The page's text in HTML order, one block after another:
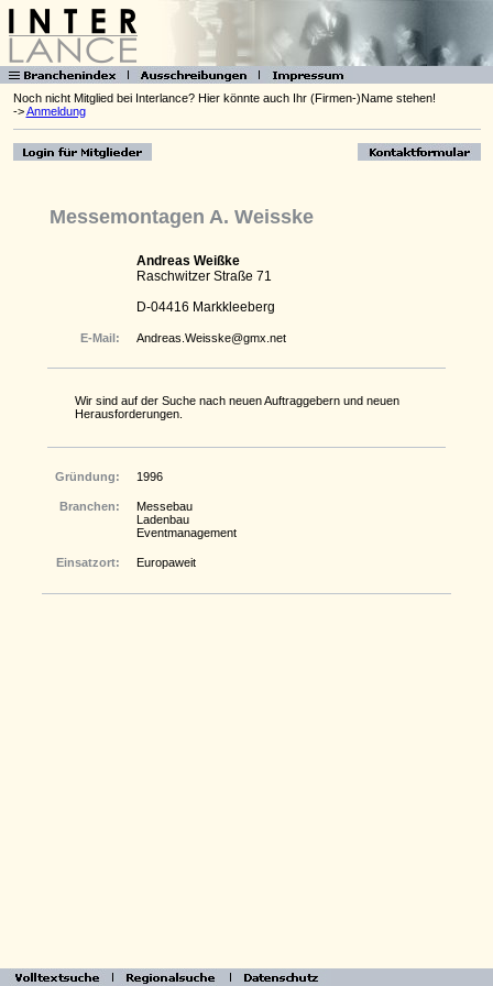
Noch nicht Mitglied bei Interlance? Hier könnte auch Ihr (Firmen-)Name stehen!
->Anmeldung
Messemontagen A. Weisske
Andreas Weißke
Raschwitzer Straße 71
D-04416 Markkleeberg
E-Mail: Andreas.Weisske@gmx.net
Wir sind auf der Suche nach neuen Auftraggebern und neuen
Herausforderungen.
Gründung: 1996
Branchen:
Messebau
Ladenbau
Eventmanagement
Einsatzort: Europaweit